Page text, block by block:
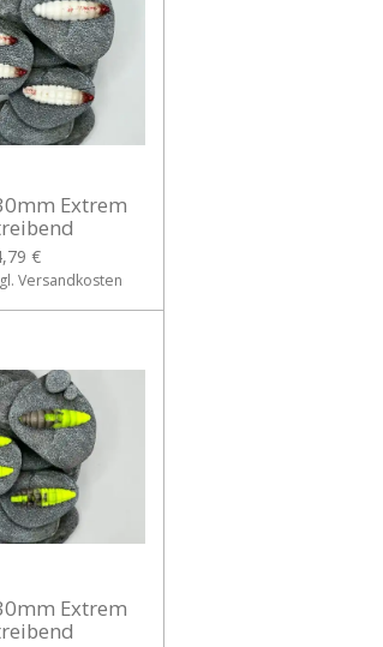
Extrem
€
Versandkosten
Extrem